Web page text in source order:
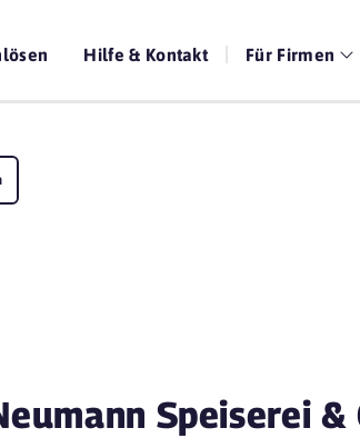
Hilfe & Kontakt Für Firmen
Speiserei &